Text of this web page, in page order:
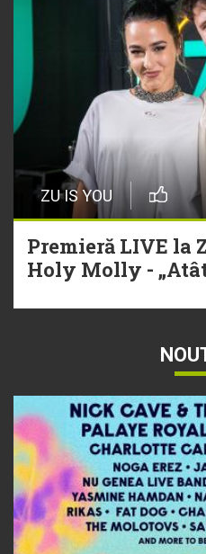
ZU IS YOU
Premieră LIVE la
Holy Molly -